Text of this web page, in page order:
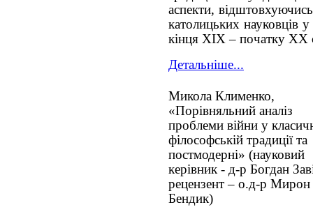
аспекти,
католицьких науковців
кінця ХІХ – початку ХХ
Детальніше...
Микола Клименко,
«Порівняльний аналіз
проблеми війни у
філософській традиції та
постмодерні» (науковий
керівник - д-р Богдан
рецензент – о.д-р Мирон
Бендик)